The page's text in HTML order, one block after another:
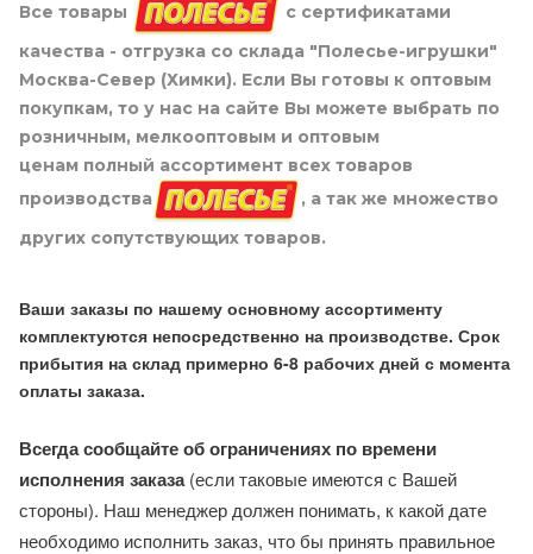
Все товары
с сертификатами
качества - отгрузка со склада "Полесье-игрушки"
Москва-Север (Химки). Если Вы готовы к оптовым
покупкам, то у нас на сайте Вы можете выбрать по
розничным, мелкооптовым и оптовым
ценам полный ассортимент всех товаров
производства
, а так же множество
других сопутствующих товаров.
Ваши заказы по нашему основному ассортименту
комплектуются непосредственно на производстве. Срок
прибытия на склад примерно 6-8 рабочих дней с момента
оплаты заказа.
Всегда сообщайте об ограничениях по времени
исполнения заказа(если таковые имеются с Вашей
стороны). Наш менеджер должен понимать, к какой дате
необходимо исполнить заказ, что бы принять правильное